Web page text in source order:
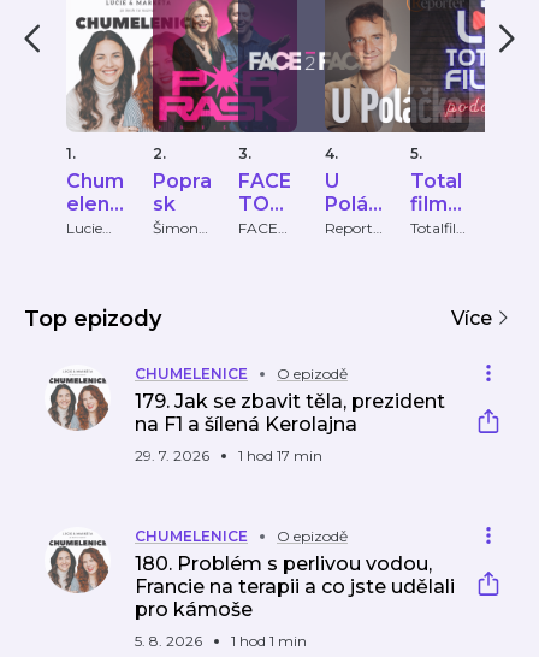
1.
Chum
elenic
e
Lucie
vá
2.
Popra
sk
Šimon
3.
FACE
TO
FACE
FACE
4.
U
Poláč
ka
Reportér
5.
Total
film
Podc
Totalfilm
Top epizody Více
CHUMELENICE O epizodě
179. Jak se zbavit těla, prezident
na F1 a šílená Kerolajna
29. 7. 2026 1 hod 17 min
CHUMELENICE O epizodě
180. Problém s perlivou vodou,
Francie na terapii a co jste udělali
pro kámoše
5. 8. 2026 1 hod 1 min